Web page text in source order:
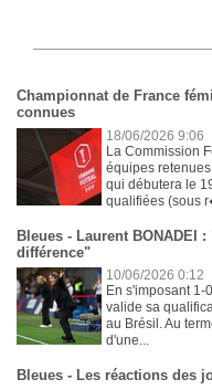
Championnat de France
connues
18/06/2026 9:06
La Commission
équipes
qui débutera le
qualifiées (sous
Bleues - Laurent BONADEI
différence"
10/06/2026 0:12
En s'imposant 1-
valide sa
au Brésil. Au
d'une...
Bleues - Les réactions des